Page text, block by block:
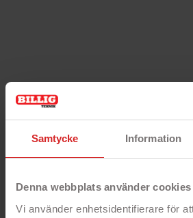
Samtycke Information
Denna webbplats använder cookies
Vi använder enhetsidentifierare för